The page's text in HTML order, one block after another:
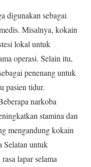
digunakan sebagai
Misalnya, kokain
lokal untuk
operasi. Selain itu,
penenang untuk
pasien tidur.
narkoba
stamina dan
mengandung kokain
Selatan untuk
lapar selama